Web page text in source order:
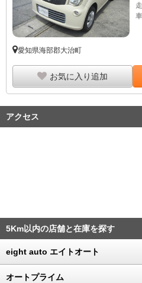
愛知県海部郡大治町
お気に入り追加
アクセス
5Km以内の店舗と在庫を探す
eight auto エイトオート
オートプライム